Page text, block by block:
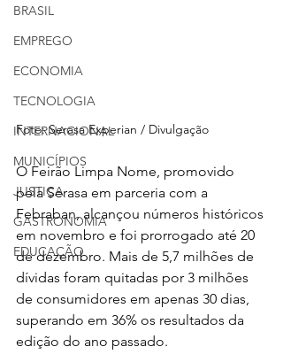
BRASIL
EMPREGO
ECONOMIA
TECNOLOGIA
INTERNACIONAL
MUNICÍPIOS
JUSTIÇA
GASTRONOMIA
EDUCAÇÃO
Foto: Serasa Experian / Divulgação
O Feirão Limpa Nome, promovido
pela Serasa em parceria com a
Febraban, alcançou números históricos
em novembro e foi prorrogado até 20
de dezembro. Mais de 5,7 milhões de
dívidas foram quitadas por 3 milhões
de consumidores em apenas 30 dias,
superando em 36% os resultados da
edição do ano passado.